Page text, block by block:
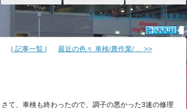
詳細表示｜シンプル表示｜ 写真表示
| 記事一覧 | 最近の色々 車検/農作業/ ... >>
さて、車検も終わったので、調子の悪かった3速の修理